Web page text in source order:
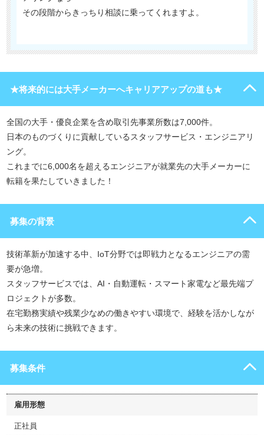
その段階からきっちり相談に乗ってくれますよ。
★将来的には大手メーカーへキャリアアップの道も★
全国の大手・優良企業を含め取引先事業所数は7,000件。
日本のものづくりに貢献しているスタッフサービス・エンジニアリ
ング。
これまでに6,000名を超えるエンジニアが就業先の大手メーカーに
転籍を果たしていきました！
募集の背景
技術革新が加速する中、IoT分野では即戦力となるエンジニアの需
要が急増。
スタッフサービスでは、AI・自動運転・スマート家電など最先端プ
ロジェクトが多数。
在宅勤務実績や残業少なめの働きやすい環境で、経験を活かしなが
ら未来の技術に挑戦できます。
募集条件
雇用形態
正社員